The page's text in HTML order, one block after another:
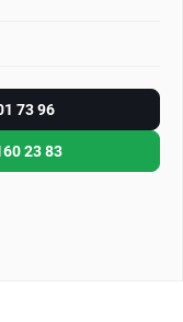
73 96
23 83